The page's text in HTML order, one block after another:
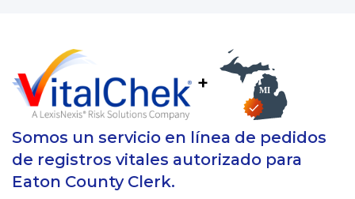
+
Somos un servicio en línea de pedidos
de registros vitales autorizado para
Eaton County Clerk.